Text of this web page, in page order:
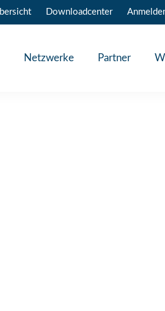
Downloadcenter
Netzwerke Partner